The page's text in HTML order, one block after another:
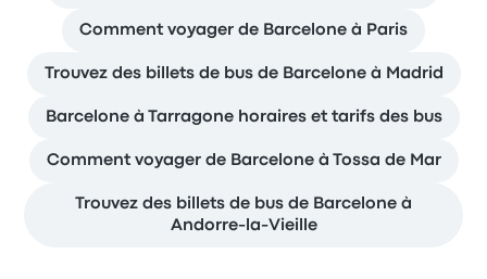
Comment voyager de Barcelone à Paris
Trouvez des billets de bus de Barcelone à Madrid
Barcelone à Tarragone horaires et tarifs des bus
Comment voyager de Barcelone à Tossa de Mar
Trouvez des billets de bus de Barcelone à
Andorre-la-Vieille